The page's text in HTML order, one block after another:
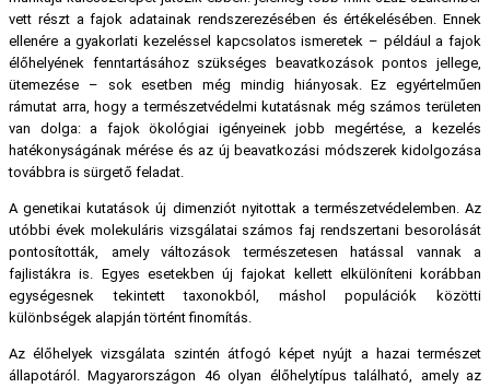
vett részt a fajok adatainak rendszerezésében és értékelésében. Ennek
ellenére a gyakorlati kezeléssel kapcsolatos ismeretek – például a fajok
élőhelyének fenntartásához szükséges beavatkozások pontos jellege,
ütemezése – sok esetben még mindig hiányosak. Ez egyértelműen
rámutat arra, hogy a természetvédelmi kutatásnak még számos területen
van dolga: a fajok ökológiai igényeinek jobb megértése, a kezelés
hatékonyságának mérése és az új beavatkozási módszerek kidolgozása
továbbra is sürgető feladat.
A genetikai kutatások új dimenziót nyitottak a természetvédelemben. Az
utóbbi évek molekuláris vizsgálatai számos faj rendszertani besorolását
pontosították, amely változások természetesen hatással vannak a
fajlistákra is. Egyes esetekben új fajokat kellett elkülöníteni korábban
egységesnek tekintett taxonokból, máshol populációk közötti
különbségek alapján történt finomítás.
Az élőhelyek vizsgálata szintén átfogó képet nyújt a hazai természet
állapotáról. Magyarországon 46 olyan élőhelytípus található, amely az